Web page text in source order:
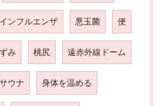
インフルエンザ 悪玉菌 便
み 桃尻 遠赤外線ドーム
サウナ 身体を温める